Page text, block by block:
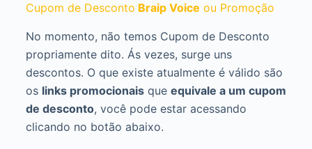
Cupom de Desconto Braip Voice ou Promoção
No momento, não temos Cupom de Desconto
propriamente dito. Ás vezes, surge uns
descontos. O que existe atualmente é válido são
os links promocionaisque equivale a um cupom
de desconto, você pode estar acessando
clicando no botão abaixo.